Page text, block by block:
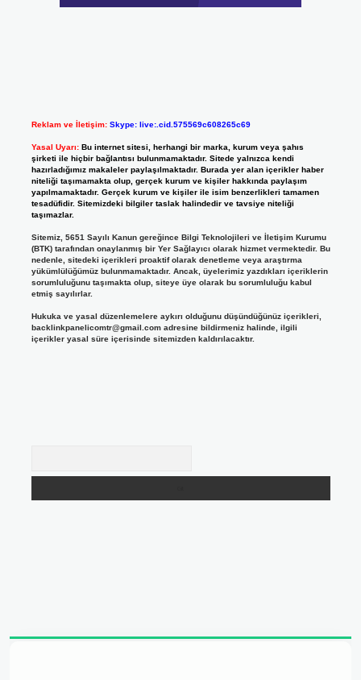
Reklam ve İletişim: Skype: live:.cid.575569c608265c69
Yasal Uyarı: Bu internet sitesi, herhangi bir marka, kurum veya şahıs
şirketi ile hiçbir bağlantısı bulunmamaktadır. Sitede yalnızca kendi
hazırladığımız makaleler paylaşılmaktadır. Burada yer alan içerikler haber
niteliği taşımamakta olup, gerçek kurum ve kişiler hakkında paylaşım
yapılmamaktadır. Gerçek kurum ve kişiler ile isim benzerlikleri tamamen
tesadüfidir. Sitemizdeki bilgiler taslak halindedir ve tavsiye niteliği
taşımazlar.
Sitemiz, 5651 Sayılı Kanun gereğince Bilgi Teknolojileri ve İletişim Kurumu
(BTK) tarafından onaylanmış bir Yer Sağlayıcı olarak hizmet vermektedir. Bu
nedenle, sitedeki içerikleri proaktif olarak denetleme veya araştırma
yükümlülüğümüz bulunmamaktadır. Ancak, üyelerimiz yazdıkları içeriklerin
sorumluluğunu taşımakta olup, siteye üye olarak bu sorumluluğu kabul
etmiş sayılırlar.
Hukuka ve yasal düzenlemelere aykırı olduğunu düşündüğünüz içerikleri,
backlinkpanelicomtr@gmail.comadresine bildirmeniz halinde, ilgili
içerikler yasal süre içerisinde sitemizden kaldırılacaktır.